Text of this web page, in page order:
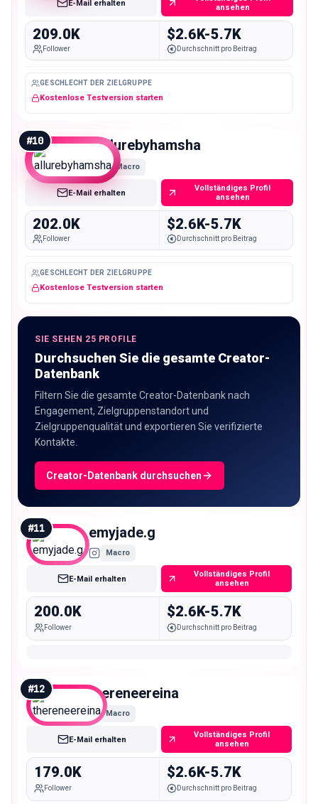
E-Mail erhalten
ansehen
209.0K
Follower
$2.6K-5.7K
Durchschnitt pro Beitrag
GESCHLECHT DER ZIELGRUPPE
Kostenlose Testversion starten
#10 allurebyhamsha
Macro
E-Mail erhalten
Vollständiges Profil
ansehen
202.0K
Follower
$2.6K-5.7K
Durchschnitt pro Beitrag
GESCHLECHT DER ZIELGRUPPE
Kostenlose Testversion starten
SIE SEHEN 25 PROFILE
Durchsuchen Sie die gesamte Creator-
Datenbank
Filtern Sie die gesamte Creator-Datenbank nach
Engagement, Zielgruppenstandort und
Zielgruppenqualität und exportieren Sie verifizierte
Kontakte.
Creator-Datenbank durchsuchen
#11 emyjade.g
Macro
E-Mail erhalten
Vollständiges Profil
ansehen
200.0K
Follower
$2.6K-5.7K
Durchschnitt pro Beitrag
#12 thereneereina
Macro
E-Mail erhalten
Vollständiges Profil
ansehen
179.0K
Follower
$2.6K-5.7K
Durchschnitt pro Beitrag